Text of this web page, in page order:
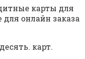
карты для
онлайн заказа
карт.